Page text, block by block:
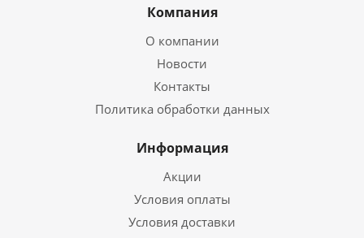
Компания
О компании
Новости
Контакты
Политика обработки данных
Информация
Акции
Условия оплаты
Условия доставки